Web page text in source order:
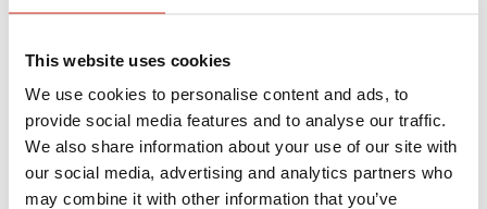
This website uses cookies
We use cookies to personalise content and ads, to
provide social media features and to analyse our traffic.
We also share information about your use of our site with
our social media, advertising and analytics partners who
may combine it with other information that you’ve